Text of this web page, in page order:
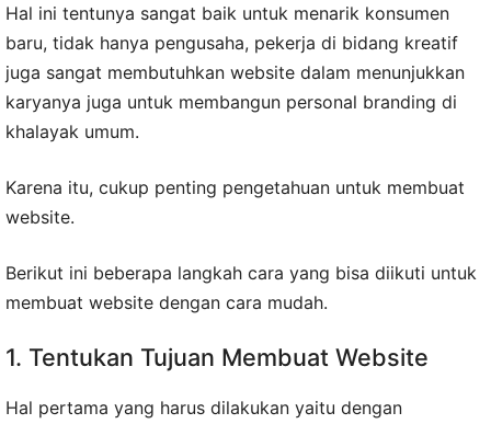
Hal ini tentunya sangat baik untuk menarik konsumen
baru, tidak hanya pengusaha, pekerja di bidang kreatif
juga sangat membutuhkan website dalam menunjukkan
karyanya juga untuk membangun personal branding di
khalayak umum.
Karena itu, cukup penting pengetahuan untuk membuat
website.
Berikut ini beberapa langkah cara yang bisa diikuti untuk
membuat website dengan cara mudah.
1. Tentukan Tujuan Membuat Website
Hal pertama yang harus dilakukan yaitu dengan